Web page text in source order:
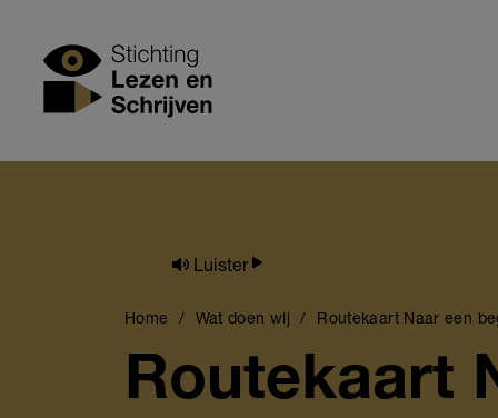
Stichting Lezen
Luister
Breadcrumb
Home Wat doen wij Routekaart Naar een
Routekaart